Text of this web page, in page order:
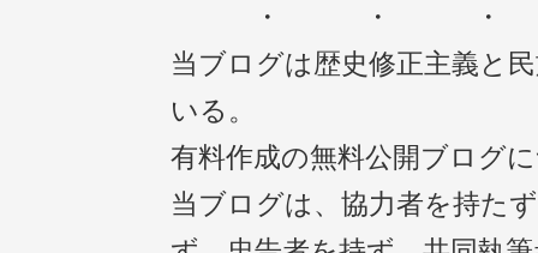
・ ・
当ブログは歴史修正主義と
いる。
有料作成の無料公開ブログ
当ブログは、協力者を持た